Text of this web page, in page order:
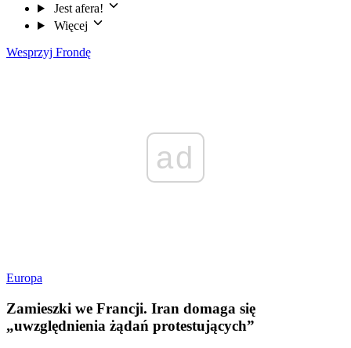
Jest afera!
Więcej
Wesprzyj Frondę
ad
Europa
Zamieszki we Francji. Iran domaga się
„uwzględnienia żądań protestujących”